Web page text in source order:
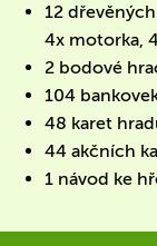
12
4x motorka,
2 bodové
104
48 karet
44 akčních
1 návod ke